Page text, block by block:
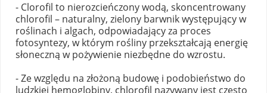
- Clorofil to nierozcieńczony wodą, skoncentrowany
chlorofil – naturalny, zielony barwnik występujący w
roślinach i algach, odpowiadający za proces
fotosyntezy, w którym rośliny przekształcają energię
słoneczną w pożywienie niezbędne do wzrostu.
- Ze względu na złożoną budowę i podobieństwo do
ludzkiej hemoglobiny, chlorofil nazywany jest często